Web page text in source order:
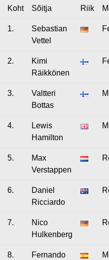
Koht Sõitja Riik
1.
Sebastian
Vettel
2.
Kimi
Räikkönen
3.
Valtteri
Bottas
4.
Lewis
Hamilton
5.
Max
Verstappen
6.
Daniel
Ricciardo
7.
Nico
Hulkenberg
8.
Fernando